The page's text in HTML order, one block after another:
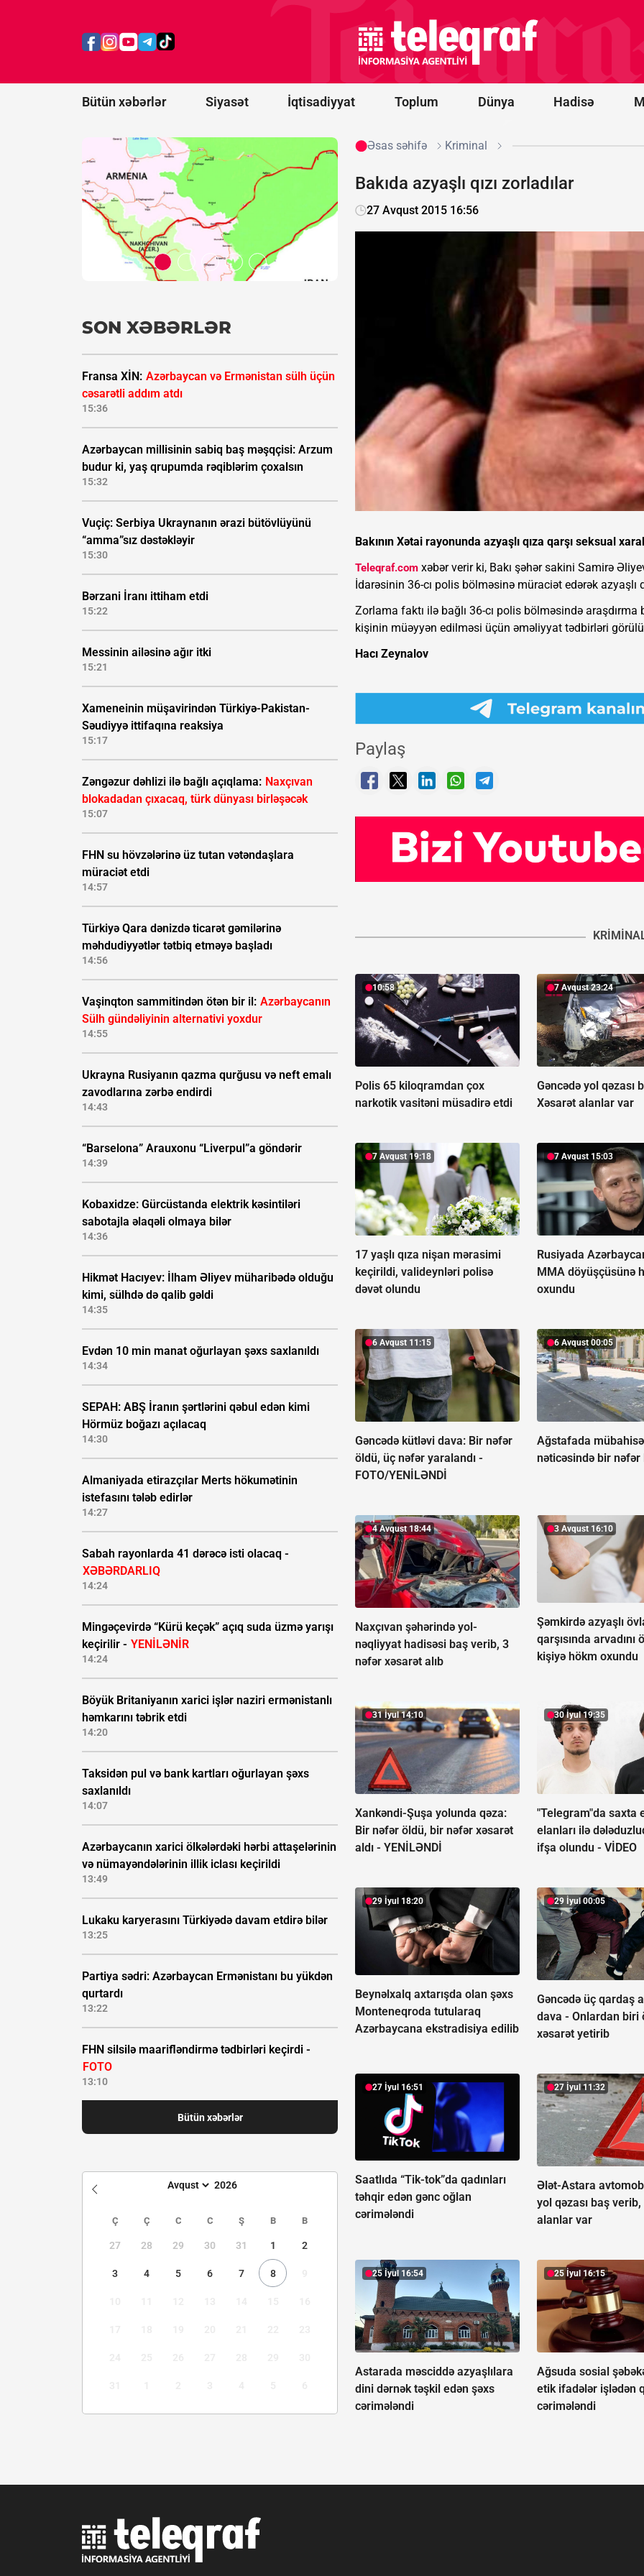
Bütün xəbərlər Siyasət İqtisadiyyat Toplum Dünya Hadisə
çıxacaq,
birləşəcək
qazma
qurğusu və
neft emalı
zavodlarına
zərbə
SON XƏBƏRLƏR
Fransa XİN: Azərbaycan və Ermənistan sülh üçün
cəsarətli addım atdı
15:36
Azərbaycan millisinin sabiq baş məşqçisi: Arzum
budur ki, yaş qrupumda rəqiblərim çoxalsın
15:32
Vuçiç: Serbiya Ukraynanın ərazi bütövlüyünü
“amma”sız dəstəkləyir
15:30
Bərzani İranı ittiham etdi
15:22
Messinin ailəsinə ağır itki
15:21
Xameneinin müşavirindən Türkiyə-Pakistan-
Səudiyyə ittifaqına reaksiya
15:17
Zəngəzur dəhlizi ilə bağlı açıqlama: Naxçıvan
blokadadan çıxacaq, türk dünyası birləşəcək
15:07
FHN su hövzələrinə üz tutan vətəndaşlara
müraciət etdi
14:57
Türkiyə Qara dənizdə ticarət gəmilərinə
məhdudiyyətlər tətbiq etməyə başladı
14:56
Vaşinqton sammitindən ötən bir il: Azərbaycanın
Sülh gündəliyinin alternativi yoxdur
14:55
Ukrayna Rusiyanın qazma qurğusu və neft emalı
zavodlarına zərbə endirdi
14:43
“Barselona” Arauxonu “Liverpul”a göndərir
14:39
Kobaxidze: Gürcüstanda elektrik kəsintiləri
sabotajla əlaqəli olmaya bilər
14:36
Hikmət Hacıyev: İlham Əliyev müharibədə olduğu
kimi, sülhdə də qalib gəldi
14:35
Evdən 10 min manat oğurlayan şəxs saxlanıldı
14:34
SEPAH: ABŞ İranın şərtlərini qəbul edən kimi
Hörmüz boğazı açılacaq
14:30
Almaniyada etirazçılar Merts hökumətinin
istefasını tələb edirlər
14:27
Sabah rayonlarda 41 dərəcə isti olacaq -
XƏBƏRDARLIQ
14:24
Mingəçevirdə “Kürü keçək” açıq suda üzmə yarışı
keçirilir - YENİLƏNİR
14:24
Böyük Britaniyanın xarici işlər naziri ermənistanlı
həmkarını təbrik etdi
14:20
Taksidən pul və bank kartları oğurlayan şəxs
saxlanıldı
14:07
Azərbaycanın xarici ölkələrdəki hərbi attaşelərinin
və nümayəndələrinin illik iclası keçirildi
13:49
Lukaku karyerasını Türkiyədə davam etdirə bilər
13:25
Partiya sədri: Azərbaycan Ermənistanı bu yükdən
qurtardı
13:22
FHN silsilə maarifləndirmə tədbirləri keçirdi -
FOTO
13:10
Bütün xəbərlər
Ç Ç C C Ş B B
27 28 29 30 31 1 2
3 4 5 6 7 8
Əsas səhifə Kriminal
Bakıda azyaşlı qızı zorladılar
27 Avqust 2015 16:56
Bakının Xətai rayonunda azyaşlı qıza qarşı seksual
Teleqraf.com xəbər verir ki, Bakı şəhər sakini Samirə
İdarəsinin 36-cı polis bölməsinə müraciət edərək azyaşlı
Zorlama faktı ilə bağlı 36-cı polis bölməsində
kişinin müəyyən edilməsi üçün əməliyyat tədbirləri
Hacı Zeynalov
Paylaş
10:58
Polis 65 kiloqramdan çox
narkotik vasitəni müsadirə etdi
7 Avqust 23:24
Gəncədə yol qəzası
Xəsarət alanlar var
7 Avqust 19:18
17 yaşlı qıza nişan mərasimi
keçirildi, valideynləri polisə
dəvət olundu
7 Avqust 15:03
Rusiyada
MMA döyüşçüsünə
oxundu
6 Avqust 11:15
Gəncədə kütləvi dava: Bir nəfər
öldü, üç nəfər yaralandı -
FOTO/YENİLƏNDİ
6 Avqust 00:05
Ağstafada mübahisə
nəticəsində bir nəfər
4 Avqust 18:44
Naxçıvan şəhərində yol-
nəqliyyat hadisəsi baş verib, 3
nəfər xəsarət alıb
3 Avqust 16:10
Şəmkirdə azyaşlı
qarşısında arvadını
kişiyə hökm oxundu
31 İyul 14:10
Xankəndi-Şuşa yolunda qəza:
Bir nəfər öldü, bir nəfər xəsarət
aldı - YENİLƏNDİ
30 İyul 19:35
"Telegram"da saxta
elanları ilə
ifşa olundu -VİDEO
29 İyul 18:20
Beynəlxalq axtarışda olan şəxs
Monteneqroda tutularaq
Azərbaycana ekstradisiya edilib
29 İyul 00:05
Gəncədə üç qardaş
dava -Onlardan biri
xəsarət yetirib
27 İyul 16:51
Saatlıda “Tik-tok”da qadınları
təhqir edən gənc oğlan
cərimələndi
27 İyul 11:32
Ələt-Astara
yol qəzası baş
alanlar var
25 İyul 16:54
Astarada məsciddə azyaşlılara
dini dərnək təşkil edən şəxs
cərimələndi
25 İyul 16:15
Ağsuda sosial
etik ifadələr işlədən
cərimələndi